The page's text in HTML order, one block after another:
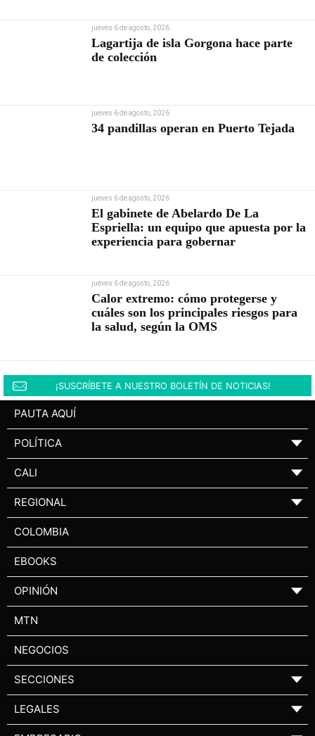
jueves 6 de agosto, 2026
Lagartija de isla Gorgona hace parte
de colección
jueves 6 de agosto, 2026
34 pandillas operan en Puerto Tejada
jueves 6 de agosto, 2026
El gabinete de Abelardo De La
Espriella: un equipo que apuesta por la
experiencia para gobernar
jueves 6 de agosto, 2026
Calor extremo: cómo protegerse y
cuáles son los principales riesgos para
la salud, según la OMS
¡SUSCRÍBETE A NUESTRO BOLETÍN DE NOTICIAS!
PAUTA AQUÍ
POLÍTICA ▼
CALI ▼
REGIONAL ▼
COLOMBIA
EBOOKS
OPINIÓN ▼
MTN
NEGOCIOS
SECCIONES ▼
LEGALES ▼